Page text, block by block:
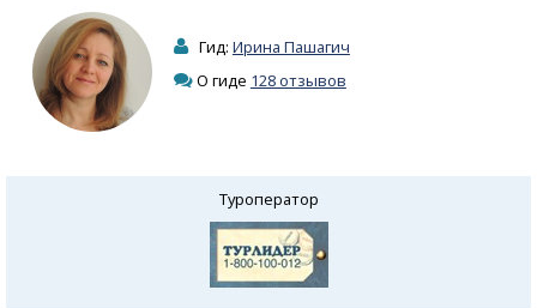
Гид: Ирина Пашагич
О гиде 128 отзывов
Туроператор